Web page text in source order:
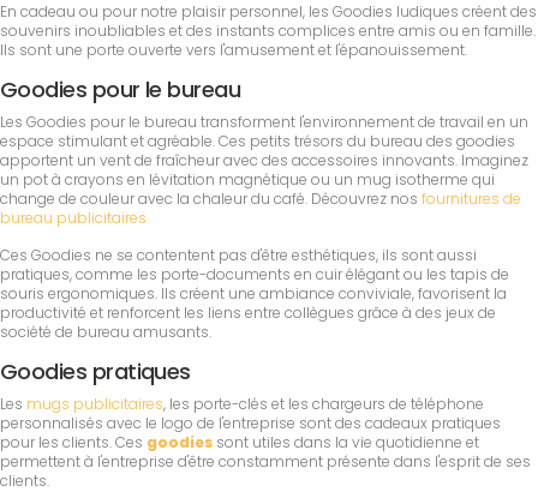
En cadeau ou pour notre plaisir personnel, les Goodies ludiques créent des
souvenirs inoubliables et des instants complices entre amis ou en famille.
Ils sont une porte ouverte vers l'amusement et l'épanouissement.
Goodies pour le bureau
Les Goodies pour le bureau transforment l'environnement de travail en un
espace stimulant et agréable. Ces petits trésors du bureau des goodies
apportent un vent de fraîcheur avec des accessoires innovants. Imaginez
un pot à crayons en lévitation magnétique ou un mug isotherme qui
change de couleur avec la chaleur du café. Découvrez nos fournitures de
bureau publicitaires
Ces Goodies ne se contentent pas d'être esthétiques, ils sont aussi
pratiques, comme les porte-documents en cuir élégant ou les tapis de
souris ergonomiques. Ils créent une ambiance conviviale, favorisent la
productivité et renforcent les liens entre collègues grâce à des jeux de
société de bureau amusants.
Goodies pratiques
Les mugs publicitaires, les porte-clés et les chargeurs de téléphone
personnalisés avec le logo de l'entreprise sont des cadeaux pratiques
pour les clients. Ces goodies sont utiles dans la vie quotidienne et
permettent à l'entreprise d'être constamment présente dans l'esprit de ses
clients.